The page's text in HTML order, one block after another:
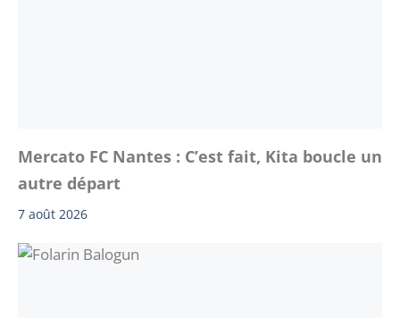
Mercato FC Nantes : C’est fait, Kita boucle un
autre départ
7 août 2026